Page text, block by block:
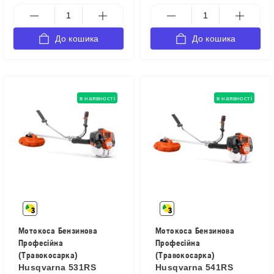
До кошика До кошика
в наявності
Мотокоса Бензинова
Професійна
(Травокосарка)
Husqvarna 531RS
в наявності
Мотокоса Бензинова
Професійна
(Травокосарка)
Husqvarna 541RS